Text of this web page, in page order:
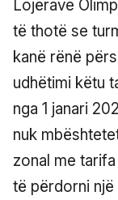
Lojërave
të thotë se
kanë rënë
udhëtimi këtu
nga 1 janari
nuk
zonal me
të përdorni